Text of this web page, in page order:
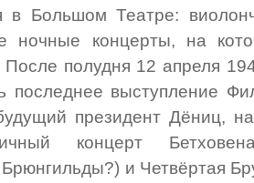
в Большом Театре:
ночные концерты, на
полудня 12 апреля
последнее выступление
президент Дёниц,
концерт
и Четвёртая